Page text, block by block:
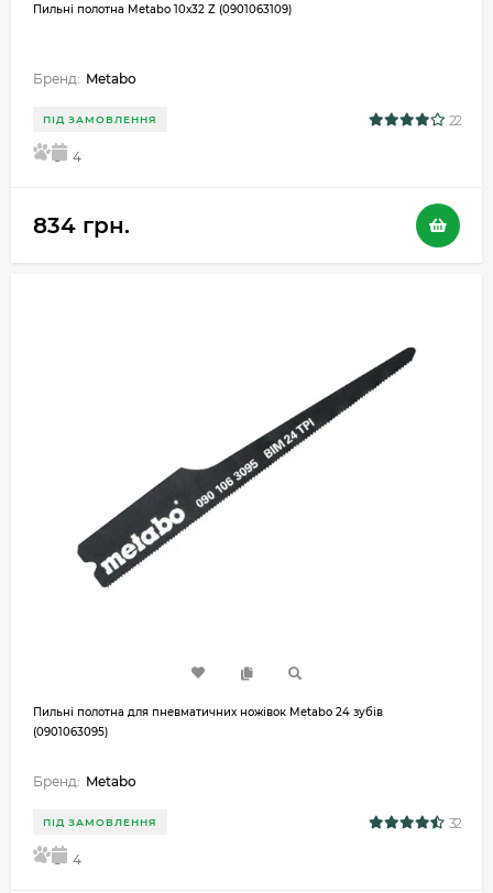
Пильні полотна Metabo 10х32 Z (0901063109)
Бренд: Metabo
ПІД ЗАМОВЛЕННЯ 22
5 4
834 грн.
Пильні полотна для пневматичних ножівок Metabo 24 зубів
(0901063095)
Бренд: Metabo
ПІД ЗАМОВЛЕННЯ 32
5 4